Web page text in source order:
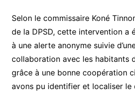
Selon le commissaire Koné
de la DPSD, cette intervention a
à une alerte anonyme suivie
collaboration avec les habitants
grâce à une bonne coopération
avons pu identifier et localiser le